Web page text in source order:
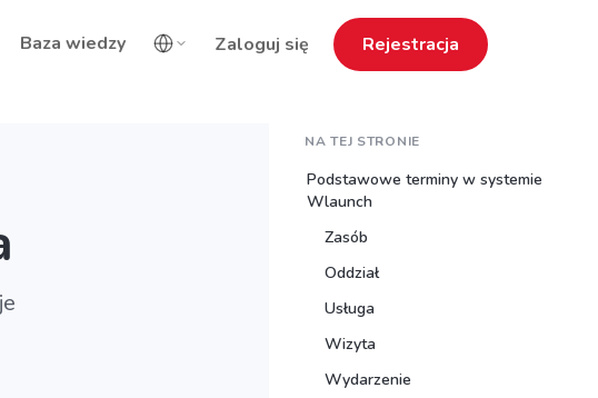
Zaloguj się Rejestracja
Baza wiedzy
NA TEJ STRONIE
Podstawowe terminy w systemie
Wlaunch
Zasób
Oddział
Usługa
Wizyta
Wydarzenie